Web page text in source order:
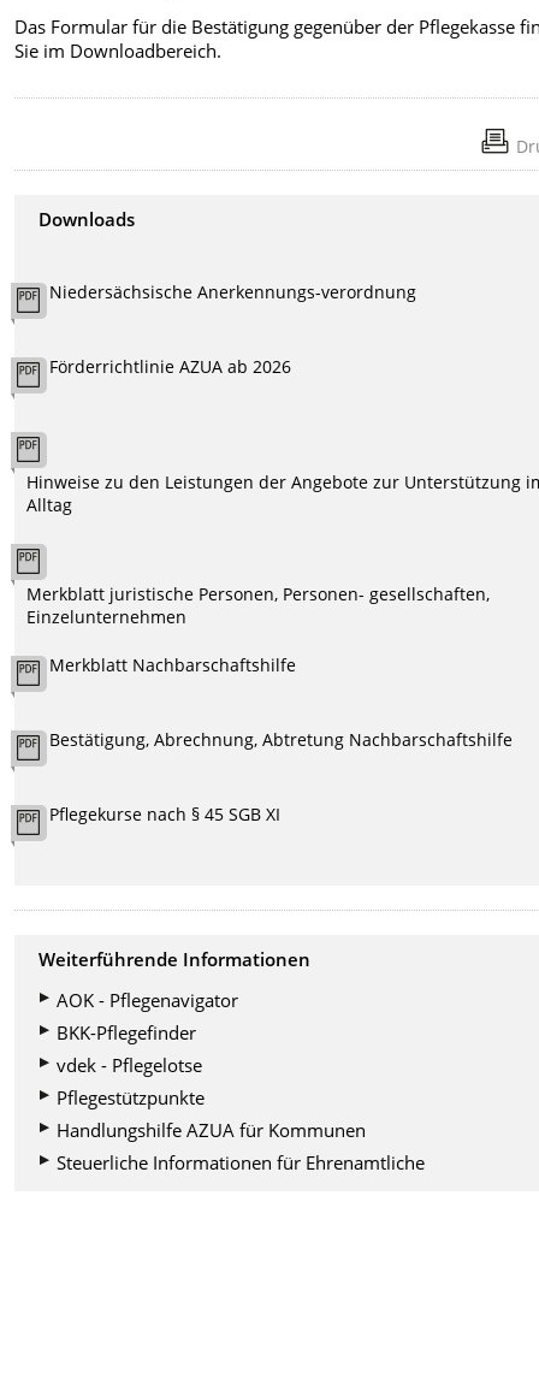
Das Formular für die Bestätigung gegenüber der Pflegekasse
Sie im Downloadbereich.
Downloads
Niedersächsische Anerkennungs-verordnung
Förderrichtlinie AZUA ab 2026
Hinweise zu den Leistungen der Angebote zur Unterstützung
Alltag
Merkblatt juristische Personen, Personen- gesellschaften,
Einzelunternehmen
Merkblatt Nachbarschaftshilfe
Bestätigung, Abrechnung, Abtretung Nachbarschaftshilfe
Pflegekurse nach § 45 SGB XI
Weiterführende Informationen
AOK - Pflegenavigator
BKK-Pflegefinder
vdek - Pflegelotse
Pflegestützpunkte
Handlungshilfe AZUA für Kommunen
Steuerliche Informationen für Ehrenamtliche